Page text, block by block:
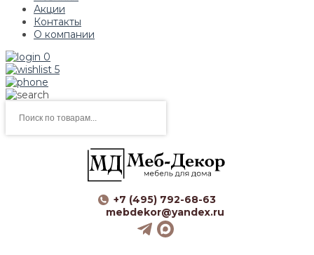
Акции
Контакты
О компании
0
5
товаров
+7 (495) 792-68-63
mebdekor@yandex.ru